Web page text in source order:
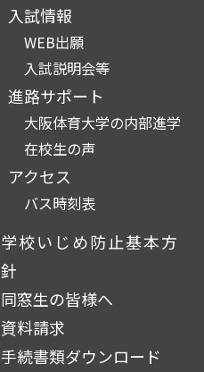
入試情報
WEB出願
入試説明会等
進路サポート
大阪体育大学の内部進学
在校生の声
アクセス
バス時刻表
学校いじめ防止基本方
針
同窓生の皆様へ
資料請求
手続書類ダウンロード